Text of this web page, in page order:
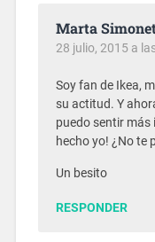
Marta
28 julio, 2015 a
Soy fan de Ikea,
su actitud. Y
puedo sentir más
hecho yo! ¿No te
Un besito
RESPONDER